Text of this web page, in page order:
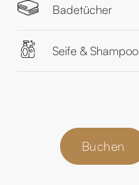
Badetücher
Seife & Shampoo
Buchen